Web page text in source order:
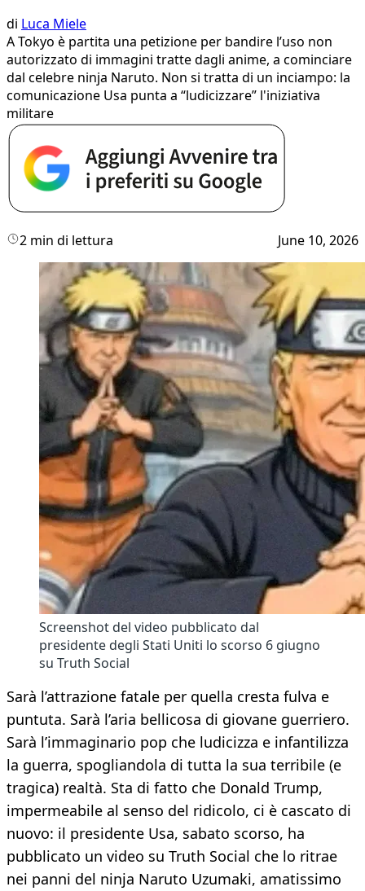
di Luca Miele
A Tokyo è partita una petizione per bandire l’uso non
autorizzato di immagini tratte dagli anime, a cominciare
dal celebre ninja Naruto. Non si tratta di un inciampo: la
comunicazione Usa punta a “ludicizzare” l'iniziativa
militare
2 min di lettura June 10, 2026
Screenshot del video pubblicato dal
presidente degli Stati Uniti lo scorso ​​6 giugno
su Truth Social
Sarà l’attrazione fatale per quella cresta fulva e
puntuta. Sarà l’aria bellicosa di giovane guerriero.
Sarà l’immaginario pop che ludicizza e infantilizza
la guerra, spogliandola di tutta la sua terribile (e
tragica) realtà. Sta di fatto che Donald Trump,
impermeabile al senso del ridicolo, ci è cascato di
nuovo: il presidente Usa, sabato scorso, ha
pubblicato un video su Truth Social che lo ritrae
nei panni del ninja Naruto Uzumaki, amatissimo